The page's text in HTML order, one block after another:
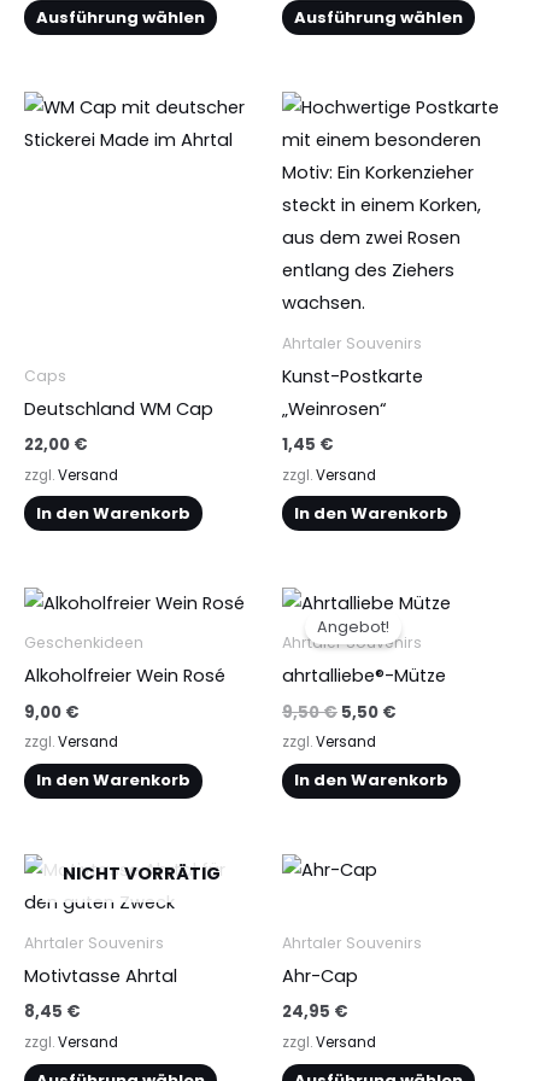
Ausführung wählen Ausführung wählen
Caps
Deutschland WM Cap
22,00 €
zzgl.Versand
In den Warenkorb
Ahrtaler Souvenirs
Kunst-Postkarte
„Weinrosen“
1,45 €
zzgl.Versand
In den Warenkorb
Geschenkideen
Alkoholfreier Wein Rosé
9,00 €
zzgl.Versand
In den Warenkorb
Angebot!
Ahrtaler Souvenirs
ahrtalliebe®-Mütze
9,50€
Ursprünglicher
Preis
war:
5,50 €
Aktueller
Preis
ist:
zzgl.Versand
In den Warenkorb
NICHT VORRÄTIG
Ahrtaler Souvenirs
Motivtasse Ahrtal
8,45 €
zzgl.Versand
Dieses
Produkt
weist
mehrere
Varianten
auf.
Die
Ahrtaler Souvenirs
Ahr-Cap
24,95 €
zzgl.Versand
Dieses
weist
mehrere
Varianten
auf.
Die